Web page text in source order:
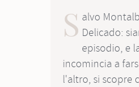
S alvo
Delicado:
episodio, e
incomincia a
l'altro, si scopre